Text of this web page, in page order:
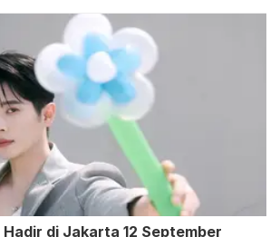
Hadir di Jakarta 12 September